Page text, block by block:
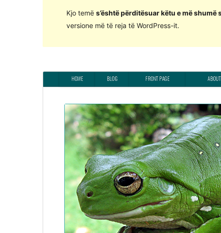
Kjo temë s’është përditësuar këtu e më shumë
versione më të reja të WordPress-it.